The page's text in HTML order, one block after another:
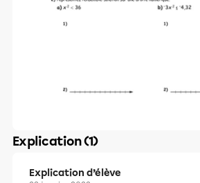
Explication (1)
Explication d’élève